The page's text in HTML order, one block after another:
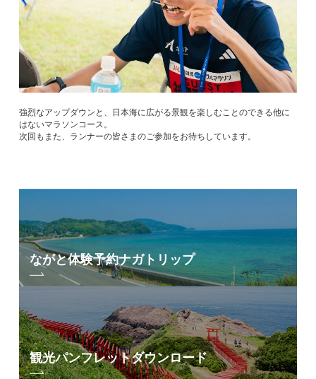
強烈なアップダウンと、日本海に広がる景観を楽しむことのできる他に
はないマラソンコース。
次回もまた、ランナーの皆さまのご参加をお待ちしています。
ながと体験予約ナガトリップ
観光パンフレットダウンロード